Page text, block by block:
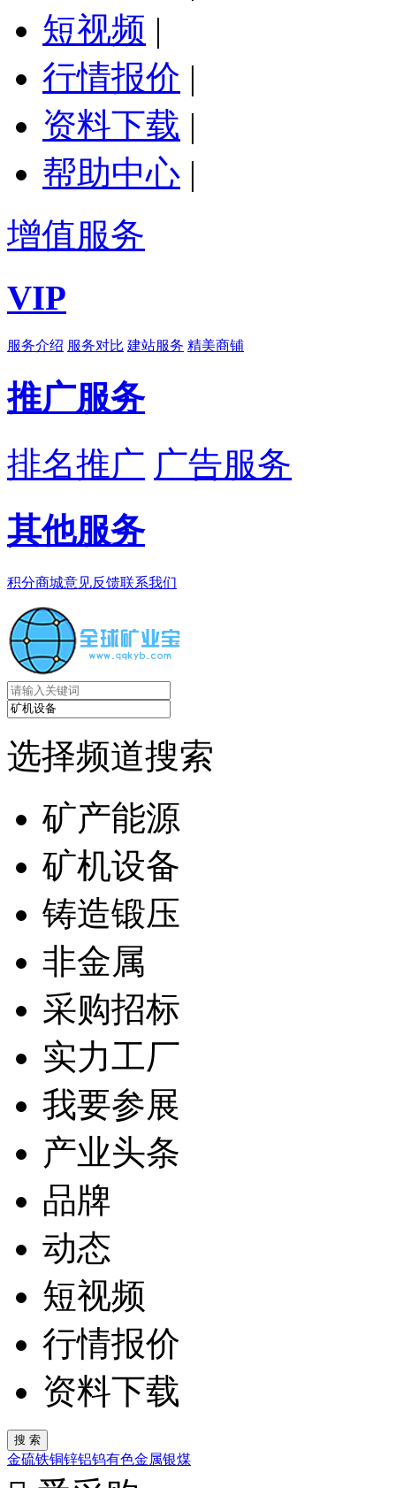
短视频 |
行情报价 |
资料下载 |
帮助中心 |
增值服务
VIP
服务介绍 服务对比 建站服务 精美商铺
推广服务
排名推广 广告服务
其他服务
积分商城意见反馈联系我们
选择频道搜索
矿产能源
矿机设备
铸造锻压
非金属
采购招标
实力工厂
我要参展
产业头条
品牌
动态
短视频
行情报价
资料下载
金硫铁铜锌铝钨有色金属银煤